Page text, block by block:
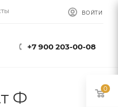
ВОЙТИ
+7 900 203-00-08
Ф 0